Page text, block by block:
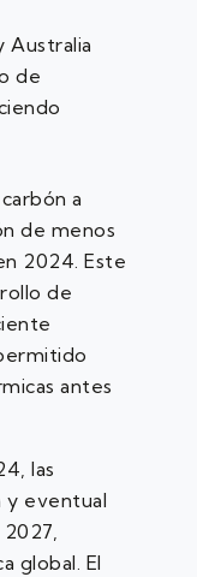
Australia
de
a
de menos
2024. Este
de
antes
las
y eventual
global. El